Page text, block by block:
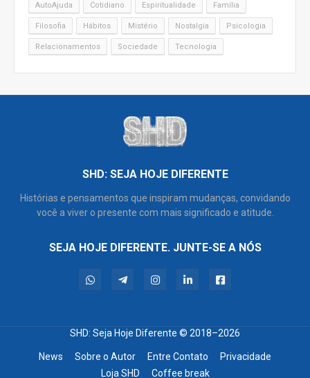
AutoAjuda Cotidiano Espiritualidade Família
Filosofia Hábitos Mistério Nostalgia Psicologia
Relacionamentos Sociedade Tecnologia
SHD: SEJA HOJE DIFERENTE
Histórias e pensamentos que inspiram mudanças, convidando
você a viver o presente com mais significado e atitude.
SEJA HOJE DIFERENTE. JUNTE-SE A NÓS
SHD: Seja Hoje Diferente © 2018–2026
News Sobre o Autor Entre Contato
Privacidade
Loja SHD
Coffee break